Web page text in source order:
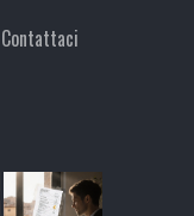
Contattaci